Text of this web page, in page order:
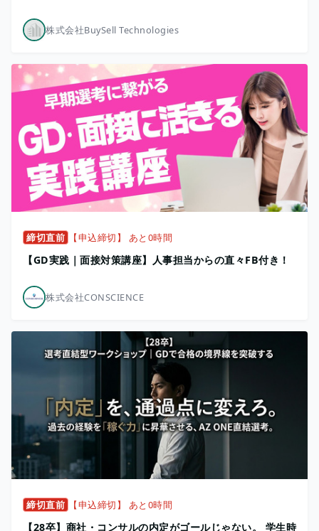
株式会社BuySell Technologies
締切直前 【申込締切】 あと0時間
【GD実践｜面接対策講座】人事担当からの直々FB付き！
株式会社CONSCIENCE
締切直前 【申込締切】 あと0時間
【28卒】商社・コンサルの内定がゴールじゃない。 学生時